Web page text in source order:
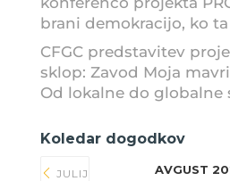
brani demokracijo, ko
CFGC predstavitev
sklop: Zavod Moja
Od lokalne do globalne
Koledar dogodkov
JULIJ AVGUST